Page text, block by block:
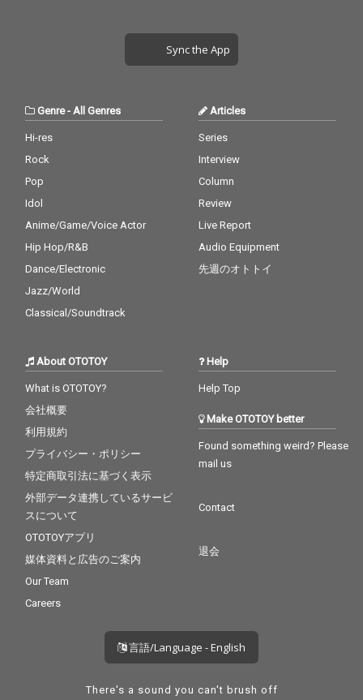
Sync the App
Genre-All Genres
Hi-res
Rock
Pop
Idol
Anime/Game/Voice Actor
Hip Hop/R&B
Dance/Electronic
Jazz/World
Classical/Soundtrack
Articles
Series
Interview
Column
Review
Live Report
Audio Equipment
先週のオトトイ
About OTOTOY
What is OTOTOY?
会社概要
利用規約
プライバシー・ポリシー
特定商取引法に基づく表示
外部データ連携しているサービ
スについて
OTOTOYアプリ
媒体資料と広告のご案内
Our Team
Careers
Help
Help Top
Make OTOTOY better
Found something weird? Please
mail us
Contact
退会
言語/Language - English
There's a sound you can't brush off